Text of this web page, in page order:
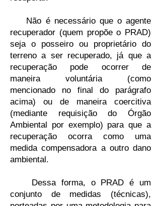
Não é necessário que o agente
recuperador (quem propõe o PRAD)
seja o posseiro ou proprietário do
terreno a ser recuperado, já que a
recuperação pode ocorrer de
maneira voluntária (como
mencionado no final do parágrafo
acima) ou de maneira coercitiva
(mediante requisição do Órgão
Ambiental por exemplo) para que a
recuperação ocorra como uma
medida compensadora a outro dano
ambiental.
Dessa forma, o PRAD é um
conjunto de medidas (técnicas),